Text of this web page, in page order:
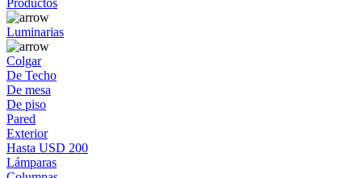
Productos
Luminarias
Colgar
De Techo
De mesa
De piso
Pared
Exterior
Hasta USD 200
Lámparas